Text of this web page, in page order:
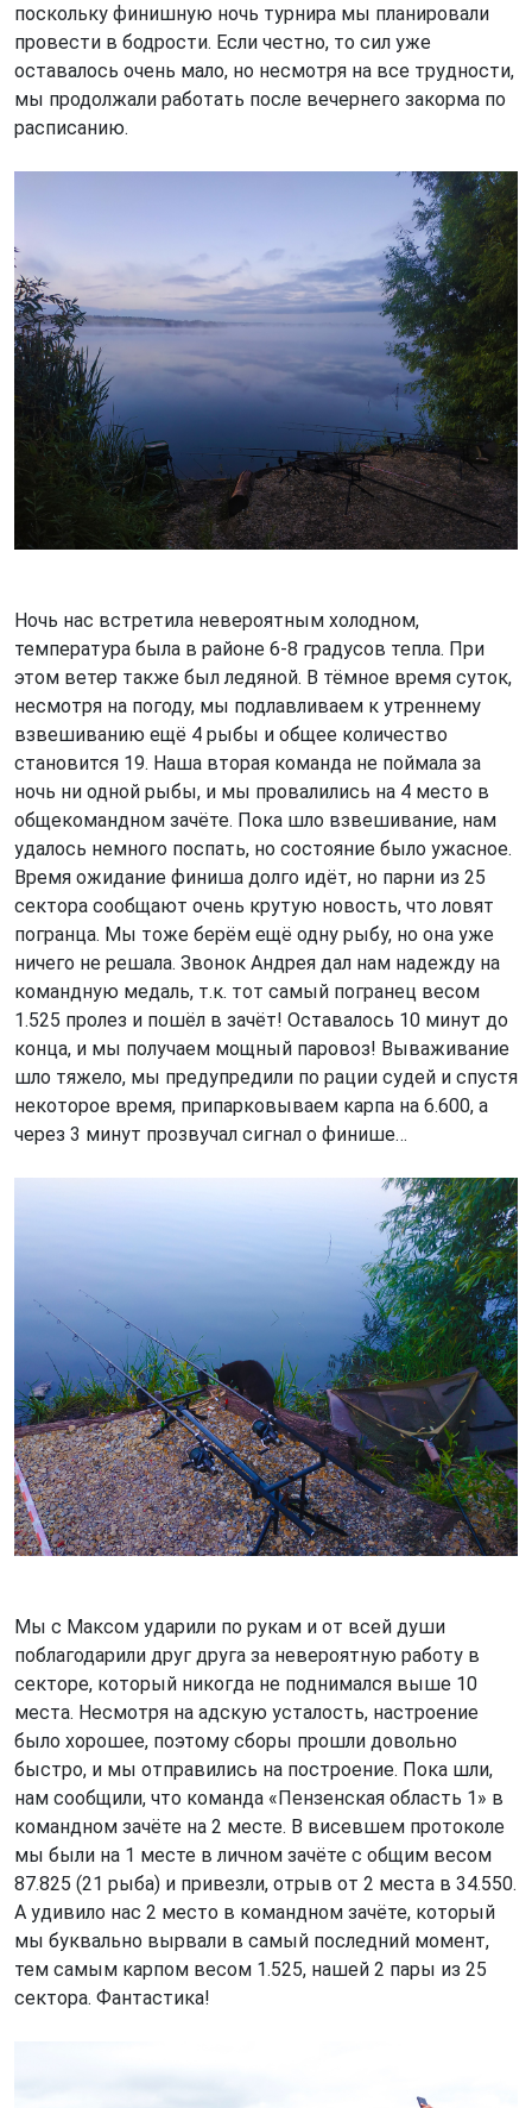
поскольку финишную ночь турнира мы планировали
провести в бодрости. Если честно, то сил уже
оставалось очень мало, но несмотря на все трудности,
мы продолжали работать после вечернего закорма по
расписанию.
Ночь нас встретила невероятным холодном,
температура была в районе 6-8 градусов тепла. При
этом ветер также был ледяной. В тёмное время суток,
несмотря на погоду, мы подлавливаем к утреннему
взвешиванию ещё 4 рыбы и общее количество
становится 19. Наша вторая команда не поймала за
ночь ни одной рыбы, и мы провалились на 4 место в
общекомандном зачёте. Пока шло взвешивание, нам
удалось немного поспать, но состояние было ужасное.
Время ожидание финиша долго идёт, но парни из 25
сектора сообщают очень крутую новость, что ловят
погранца. Мы тоже берём ещё одну рыбу, но она уже
ничего не решала. Звонок Андрея дал нам надежду на
командную медаль, т.к. тот самый погранец весом
1.525 пролез и пошёл в зачёт! Оставалось 10 минут до
конца, и мы получаем мощный паровоз! Вываживание
шло тяжело, мы предупредили по рации судей и спустя
некоторое время, припарковываем карпа на 6.600, а
через 3 минут прозвучал сигнал о финише…
Мы с Максом ударили по рукам и от всей души
поблагодарили друг друга за невероятную работу в
секторе, который никогда не поднимался выше 10
места. Несмотря на адскую усталость, настроение
было хорошее, поэтому сборы прошли довольно
быстро, и мы отправились на построение. Пока шли,
нам сообщили, что команда «Пензенская область 1» в
командном зачёте на 2 месте. В висевшем протоколе
мы были на 1 месте в личном зачёте с общим весом
87.825 (21 рыба) и привезли, отрыв от 2 места в 34.550.
А удивило нас 2 место в командном зачёте, который
мы буквально вырвали в самый последний момент,
тем самым карпом весом 1.525, нашей 2 пары из 25
сектора. Фантастика!